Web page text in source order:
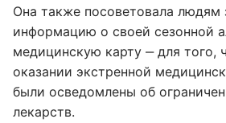
Она также посоветовала людям
информацию о своей сезонной
медицинскую карту ‒ для того,
оказании экстренной
были осведомлены об
лекарств.